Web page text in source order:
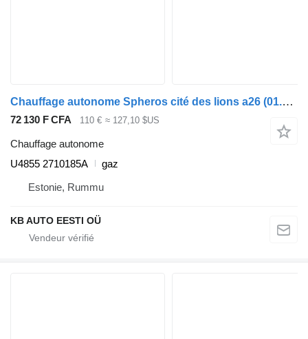
Chauffage autonome Spheros cité des lions a26 (01.98-12.13) U4855 2710185A pour MAN Lion's bus (1991-)
72 130 F CFA 110 € ≈ 127,10 $US
Chauffage autonome
U4855 2710185A
gaz
Estonie, Rummu
KB AUTO EESTI OÜ